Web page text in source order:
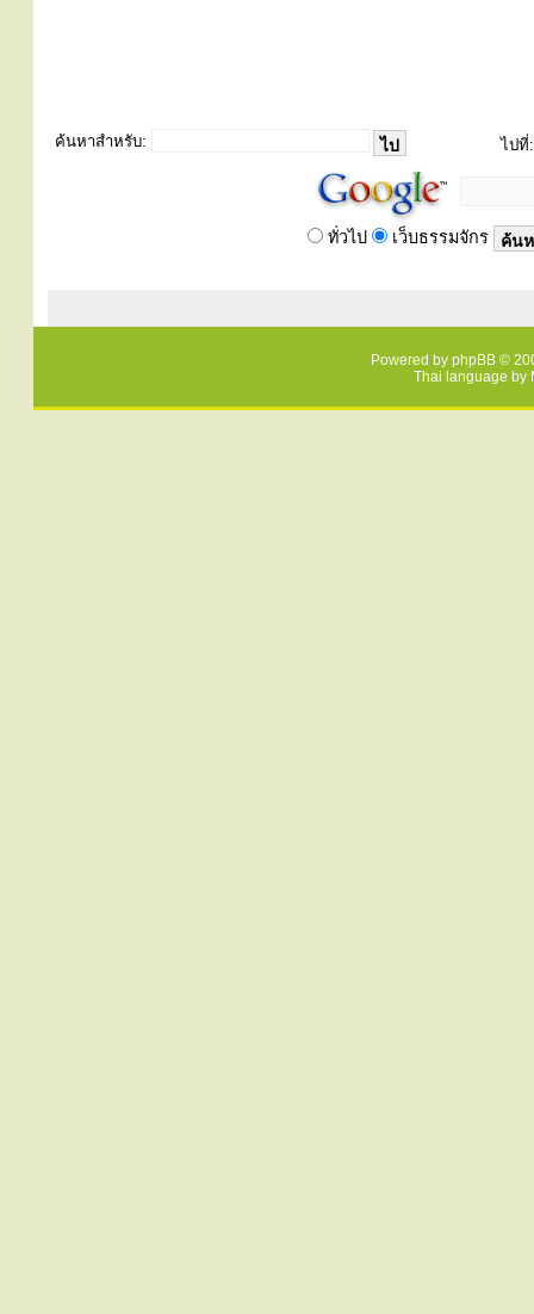
ค้นหาสำหรับ: ไปที่:
ทั่วไป เว็บธรรมจักร
Powered by phpBB ©
Thai language by